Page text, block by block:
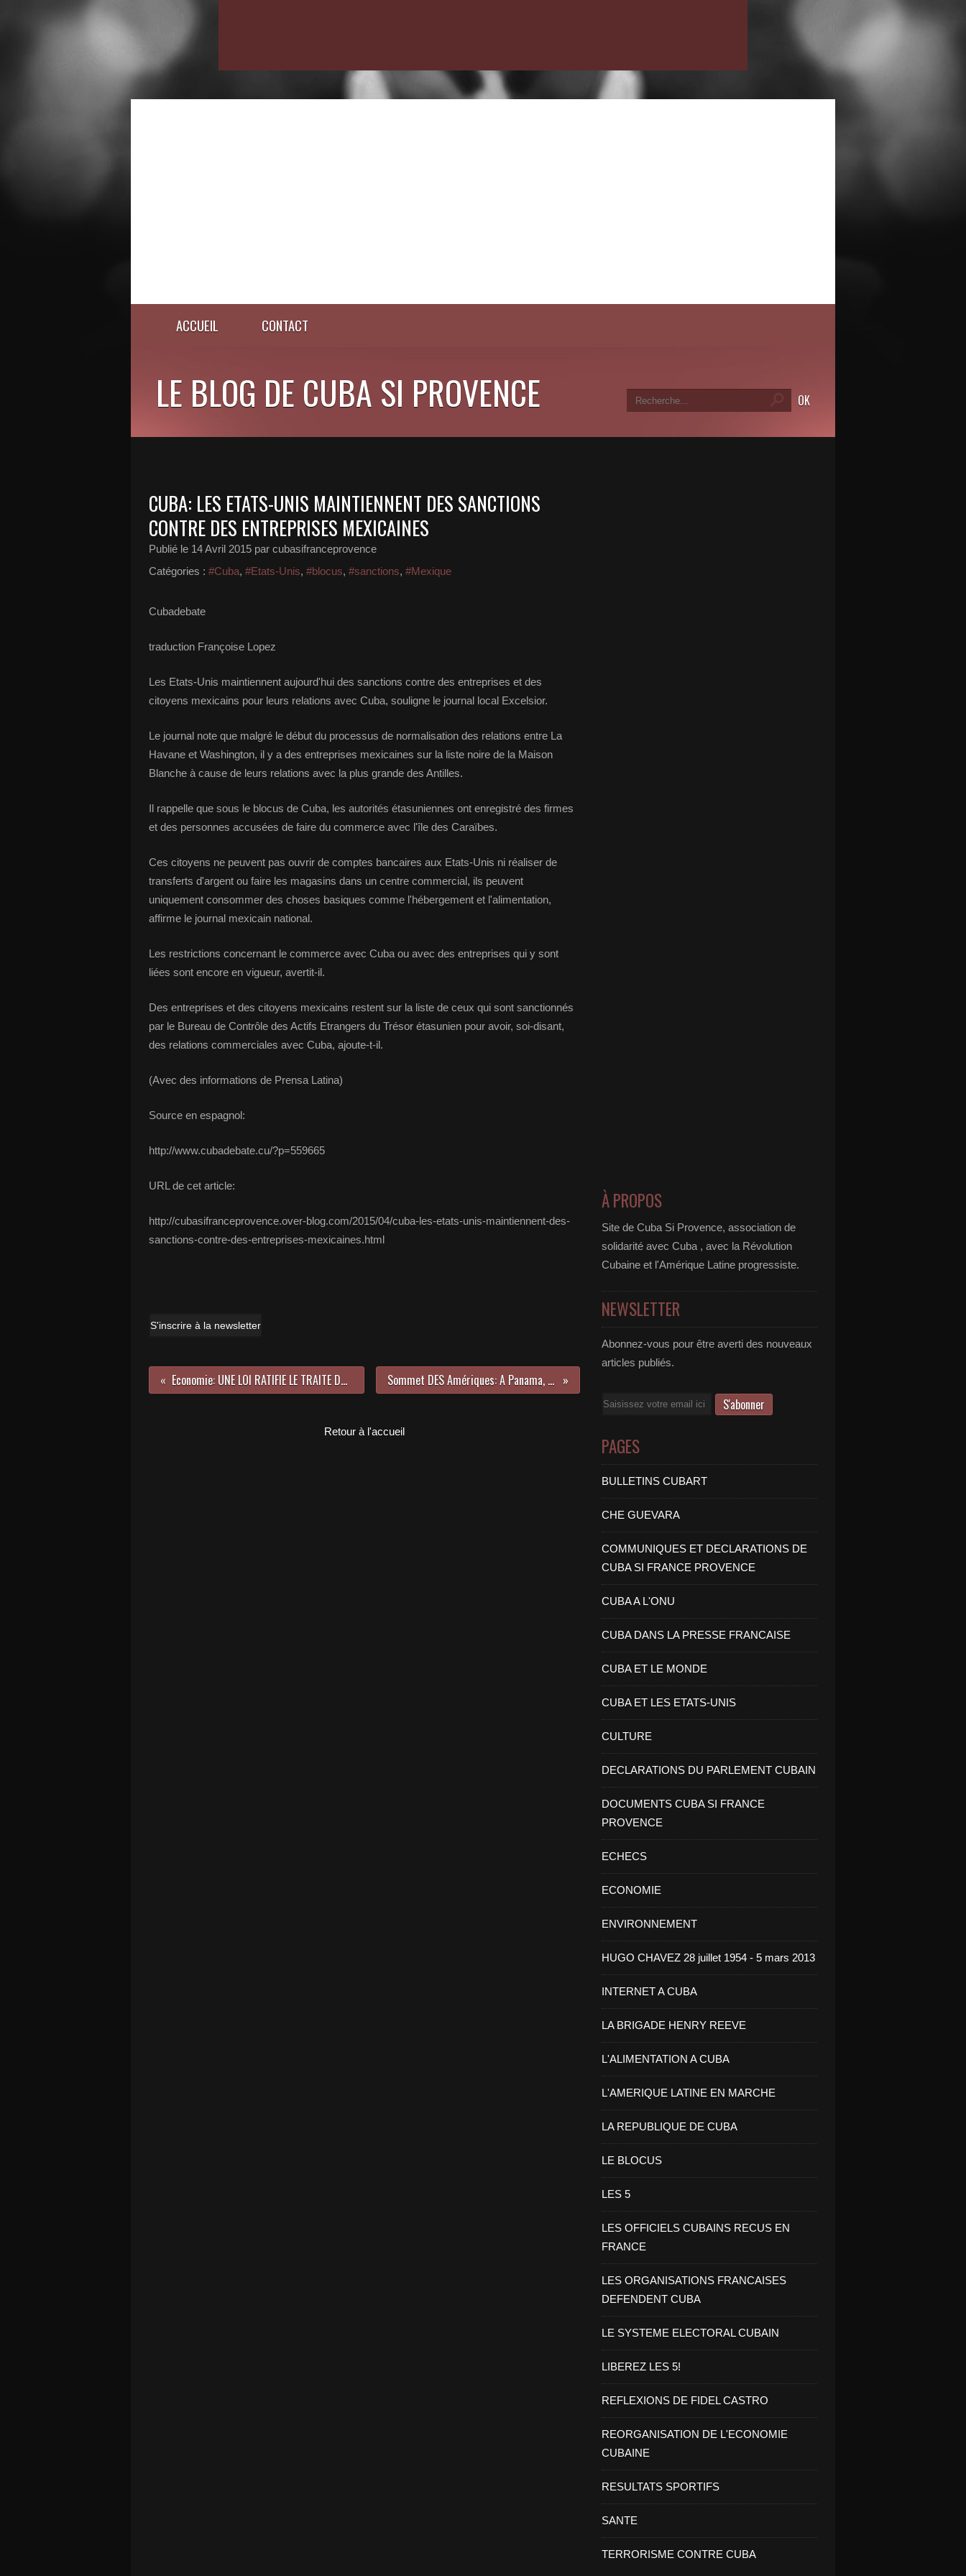
ACCUEIL CONTACT
LE BLOG DE CUBA SI PROVENCE
CUBA: LES ETATS-UNIS MAINTIENNENT DES SANCTIONS
CONTRE DES ENTREPRISES MEXICAINES
Publié le 14 Avril 2015 par cubasifranceprovence
Catégories : #Cuba, #Etats-Unis, #blocus, #sanctions, #Mexique
Cubadebate
traduction Françoise Lopez
Les Etats-Unis maintiennent aujourd'hui des sanctions contre des entreprises et des
citoyens mexicains pour leurs relations avec Cuba, souligne le journal local Excelsior.
Le journal note que malgré le début du processus de normalisation des relations entre La
Havane et Washington, il y a des entreprises mexicaines sur la liste noire de la Maison
Blanche à cause de leurs relations avec la plus grande des Antilles.
Il rappelle que sous le blocus de Cuba, les autorités étasuniennes ont enregistré des firmes
et des personnes accusées de faire du commerce avec l'île des Caraïbes.
Ces citoyens ne peuvent pas ouvrir de comptes bancaires aux Etats-Unis ni réaliser de
transferts d'argent ou faire les magasins dans un centre commercial, ils peuvent
uniquement consommer des choses basiques comme l'hébergement et l'alimentation,
affirme le journal mexicain national.
Les restrictions concernant le commerce avec Cuba ou avec des entreprises qui y sont
liées sont encore en vigueur, avertit-il.
Des entreprises et des citoyens mexicains restent sur la liste de ceux qui sont sanctionnés
par le Bureau de Contrôle des Actifs Etrangers du Trésor étasunien pour avoir, soi-disant,
des relations commerciales avec Cuba, ajoute-t-il.
(Avec des informations de Prensa Latina)
Source en espagnol:
http://www.cubadebate.cu/?p=559665
URL de cet article:
http://cubasifranceprovence.over-blog.com/2015/04/cuba-les-etats-unis-maintiennent-des-
sanctions-contre-des-entreprises-mexicaines.html
S'inscrire à la newsletter
Economie: UNE LOI RATIFIE LE TRAITE DU FONDS DE RESERVE DES BRICS Sommet DES Amériques: A Panama, UN CONTINENT S'EST REVOLTE
Retour à l'accueil
À PROPOS
Site de Cuba Si Provence, association de
solidarité avec Cuba , avec la Révolution
Cubaine et l'Amérique Latine progressiste.
NEWSLETTER
Abonnez-vous pour être averti des nouveaux
articles publiés.
Email
PAGES
BULLETINS CUBART
CHE GUEVARA
COMMUNIQUES ET DECLARATIONS DE
CUBA SI FRANCE PROVENCE
CUBA A L'ONU
CUBA DANS LA PRESSE FRANCAISE
CUBA ET LE MONDE
CUBA ET LES ETATS-UNIS
CULTURE
DECLARATIONS DU PARLEMENT CUBAIN
DOCUMENTS CUBA SI FRANCE
PROVENCE
ECHECS
ECONOMIE
ENVIRONNEMENT
HUGO CHAVEZ 28 juillet 1954 - 5 mars 2013
INTERNET A CUBA
LA BRIGADE HENRY REEVE
L'ALIMENTATION A CUBA
L'AMERIQUE LATINE EN MARCHE
LA REPUBLIQUE DE CUBA
LE BLOCUS
LES 5
LES OFFICIELS CUBAINS RECUS EN
FRANCE
LES ORGANISATIONS FRANCAISES
DEFENDENT CUBA
LE SYSTEME ELECTORAL CUBAIN
LIBEREZ LES 5!
REFLEXIONS DE FIDEL CASTRO
REORGANISATION DE L'ECONOMIE
CUBAINE
RESULTATS SPORTIFS
SANTE
TERRORISME CONTRE CUBA